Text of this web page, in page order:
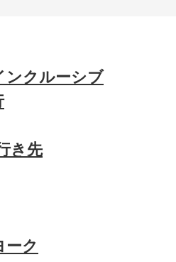
ンクルーシブ
き先
ーク